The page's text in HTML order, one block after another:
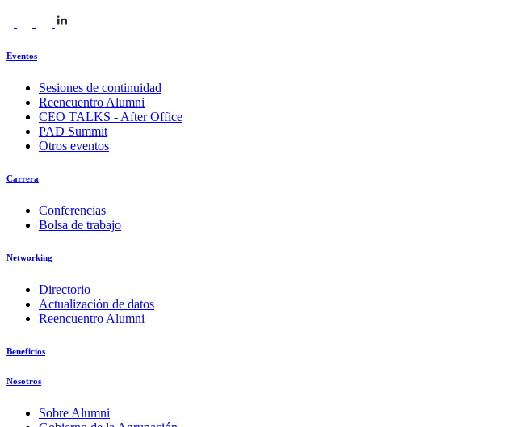
Eventos
Sesiones de continuidad
Reencuentro Alumni
CEO TALKS - After Office
PAD Summit
Otros eventos
Carrera
Conferencias
Bolsa de trabajo
Networking
Directorio
Actualización de datos
Reencuentro Alumni
Beneficios
Nosotros
Sobre Alumni